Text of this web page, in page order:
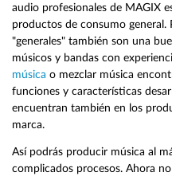
audio profesionales de MAGIX
productos de consumo general.
"generales" también son una
músicos y bandas con
música o mezclar música
funciones y características
encuentran también en los
marca.
Así podrás producir música al
complicados procesos. Ahora